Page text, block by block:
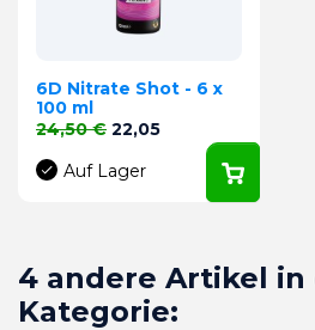
6D Nitrate Shot - 6 x
100 ml
Verkaufspreis
24,50 € Preis
22,05
Auf Lager
4 andere Artikel in
Kategorie: